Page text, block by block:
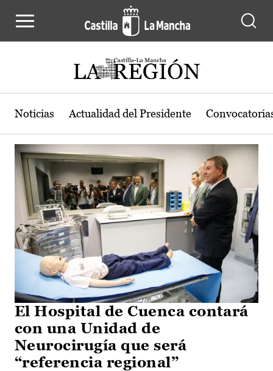
Actualidad de la región de Castilla-
Noticias Actualidad del Presidente
El Hospital de Cuenca contará
con una Unidad de
Neurocirugía que será
“referencia regional”